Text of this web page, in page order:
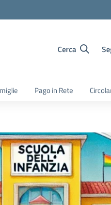
Cerca
Pago in Rete